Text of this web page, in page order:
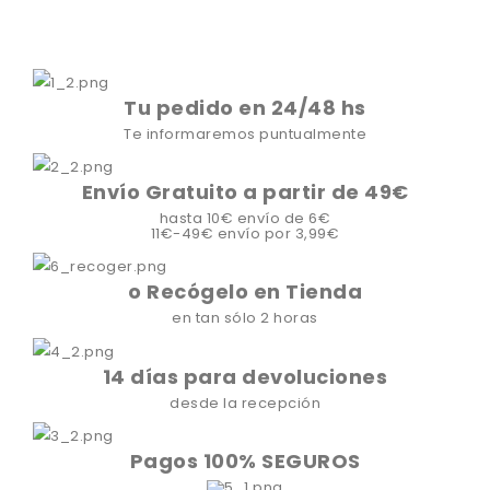
Tu pedido en 24/48 hs
Te informaremos puntualmente
Envío Gratuito a partir de 49€
hasta 10€ envío de 6€
11€-49€ envío por 3,99€
o Recógelo en Tienda
en tan sólo 2 horas
14 días para devoluciones
desde la recepción
Pagos 100% SEGUROS